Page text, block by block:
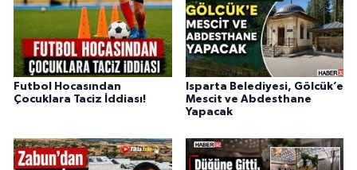
Futbol Hocasından
Çocuklara Taciz İddiası!
Isparta Belediyesi, Gölcük’e
Mescit ve Abdesthane
Yapacak